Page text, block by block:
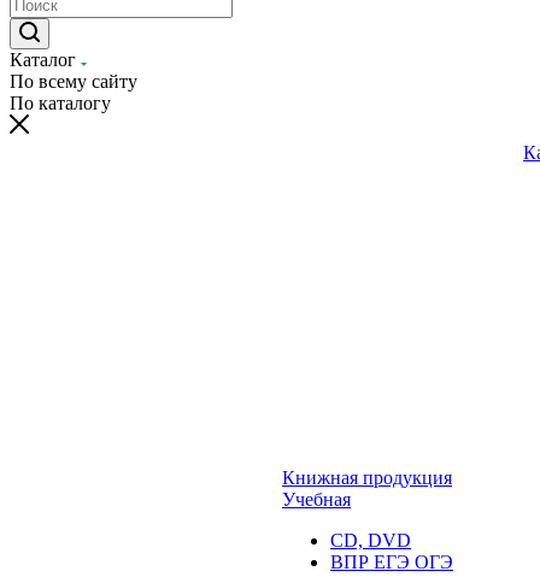
Каталог
По всему сайту
По каталогу
Книжная продукция
Учебная
CD, DVD
ВПР ЕГЭ ОГЭ